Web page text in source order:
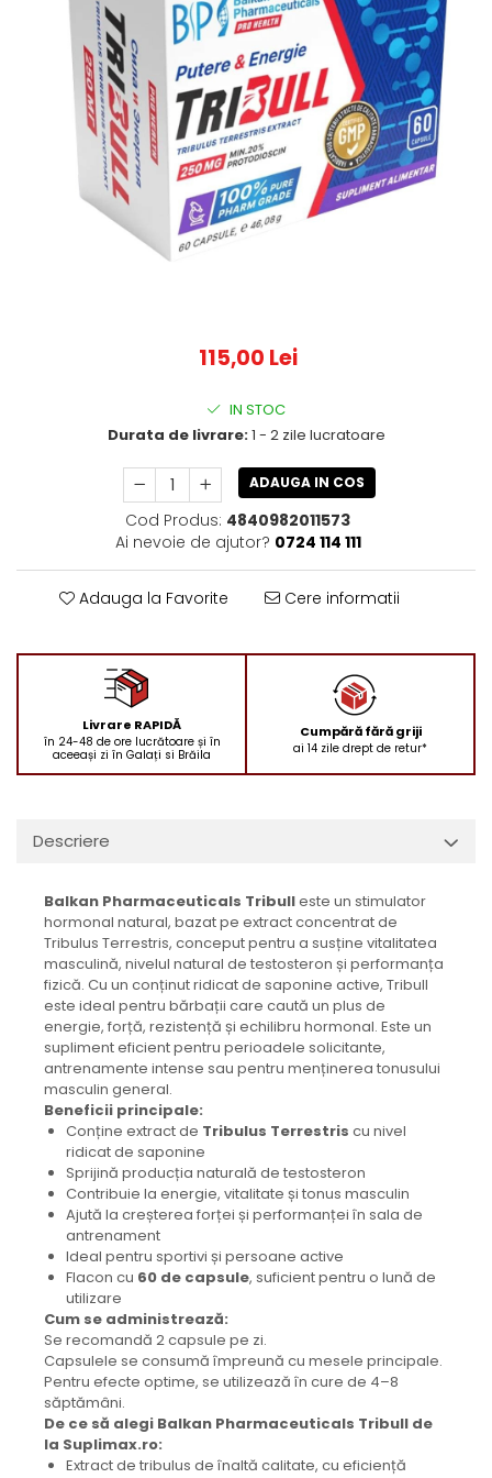
115,00 Lei
IN STOC
Durata de livrare:1 - 2 zile lucratoare
ADAUGA IN COS
Cod Produs: 4840982011573
Ai nevoie de ajutor? 0724 114 111
Adauga la Favorite Cere informatii
Livrare RAPIDĂ
în 24-48 de ore lucrătoare și în
aceeași zi în Galați si Brăila
Cumpără fără griji
ai 14 zile drept de retur*
Descriere
Balkan Pharmaceuticals Tribulleste un stimulator
hormonal natural, bazat pe extract concentrat de
Tribulus Terrestris, conceput pentru a susține vitalitatea
masculină, nivelul natural de testosteron și performanța
fizică. Cu un conținut ridicat de saponine active, Tribull
este ideal pentru bărbații care caută un plus de
energie, forță, rezistență și echilibru hormonal. Este un
supliment eficient pentru perioadele solicitante,
antrenamente intense sau pentru menținerea tonusului
masculin general.
Beneficii principale:
Conține extract de Tribulus Terrestris cu nivel
ridicat de saponine
Sprijină producția naturală de testosteron
Contribuie la energie, vitalitate și tonus masculin
Ajută la creșterea forței și performanței în sala de
antrenament
Ideal pentru sportivi și persoane active
Flacon cu 60 de capsule, suficient pentru o lună de
utilizare
Cum se administrează:
Se recomandă 2 capsule pe zi.
Capsulele se consumă împreună cu mesele principale.
Pentru efecte optime, se utilizează în cure de 4–8
săptămâni.
De ce să alegi Balkan Pharmaceuticals Tribull de
la Suplimax.ro:
Extract de tribulus de înaltă calitate, cu eficiență